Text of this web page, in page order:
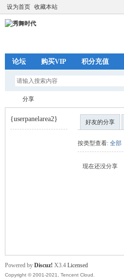
设为首页 收藏本站
论坛 购买VIP 积分充值
分享
{userpanelarea2} 好友的分享
按类型查看: 全部
现在还没分享
Powered by Discuz! X3.4 Licensed
Copyright © 2001-2021, Tencent Cloud.